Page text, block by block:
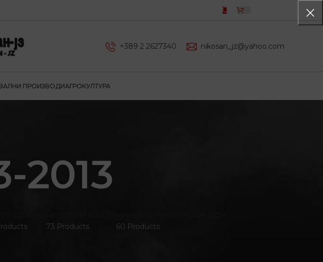
+389 2 2627340 nikosan_jz@yahoo.com
ПРОИЗВОДИАГРОКУЛТУРА
2013
73 Products
60 Products